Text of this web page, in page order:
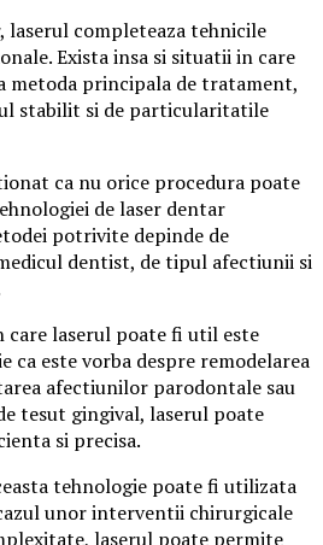
completeaza tehnicile
Exista insa si situatii in care
metoda principala de tratament,
stabilit si de particularitatile
ca nu orice procedura poate
de laser dentar
potrivite depinde de
dentist, de tipul afectiunii si
laserul poate fi util este
este vorba despre remodelarea
afectiunilor parodontale sau
tesut gingival, laserul poate
si precisa.
tehnologie poate fi utilizata
unor interventii chirurgicale
laserul poate permite